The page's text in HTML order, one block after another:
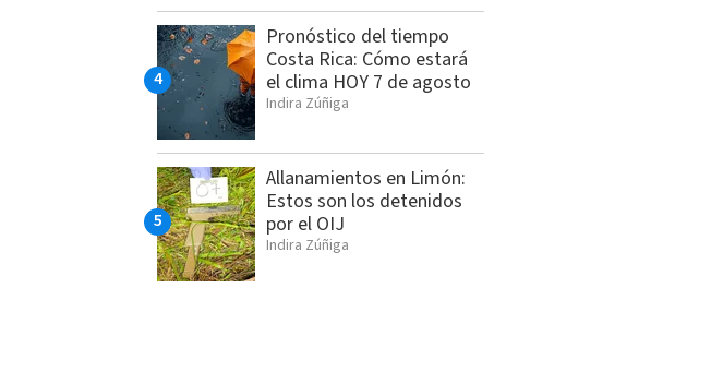
Pronóstico del tiempo
Costa Rica: Cómo estará
el clima HOY 7 de agosto
Indira Zúñiga
Allanamientos en Limón:
Estos son los detenidos
por el OIJ
Indira Zúñiga